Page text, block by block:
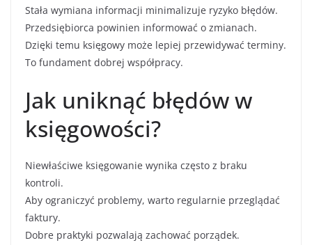
Stała wymiana informacji minimalizuje ryzyko błędów.
Przedsiębiorca powinien informować o zmianach.
Dzięki temu księgowy może lepiej przewidywać terminy.
To fundament dobrej współpracy.
Jak uniknąć błędów w
księgowości?
Niewłaściwe księgowanie wynika często z braku
kontroli.
Aby ograniczyć problemy, warto regularnie przeglądać
faktury.
Dobre praktyki pozwalają zachować porządek.